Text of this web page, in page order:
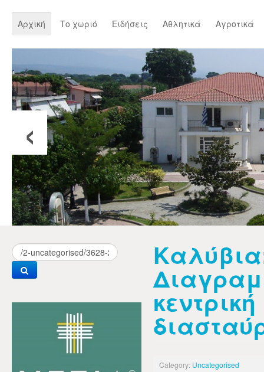
Αρχική Το χωριό Ειδήσεις Αθλητικά Αγροτικά
‹
κεντρική
Category: Uncategorised